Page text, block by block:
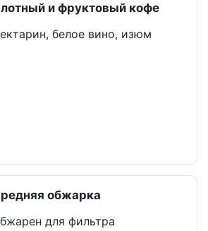
и фруктовый кофе
белое вино, изюм
обжарка
для фильтра